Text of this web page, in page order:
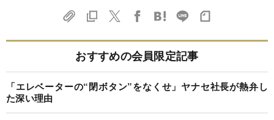
おすすめの会員限定記事
「エレベーターの“閉ボタン”をなくせ」ヤナセ社長が熱弁し
た深い理由